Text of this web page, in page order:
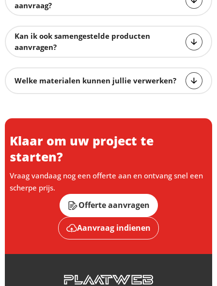
aanvraag?
Kan ik ook samengestelde producten
aanvragen?
Welke materialen kunnen jullie verwerken?
Klaar om uw project te
starten?
Vraag vandaag nog een offerte aan en ontvang snel een
scherpe prijs.
Offerte aanvragen
Aanvraag indienen